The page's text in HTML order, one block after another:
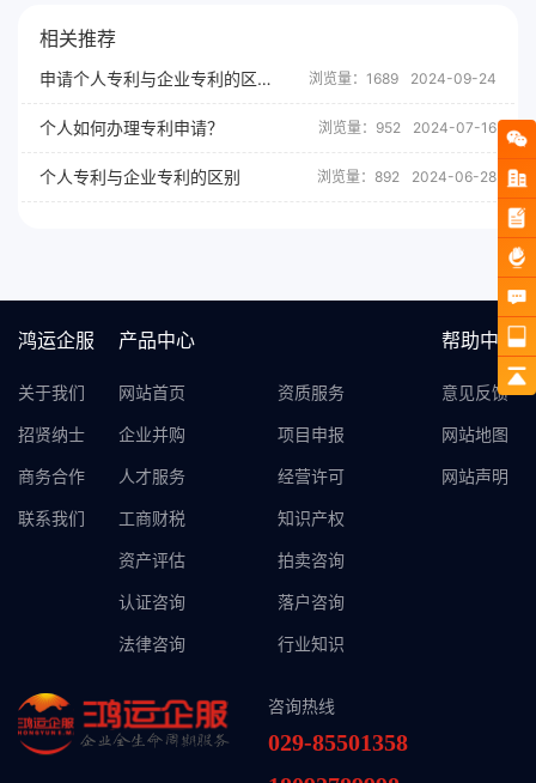
相关推荐
申请个人专利与企业专利的区别 浏览量：1689 2024-09-24
个人如何办理专利申请？ 浏览量：952 2024-07-16
个人专利与企业专利的区别 浏览量：892 2024-06-28
鸿运企服
关于我们
招贤纳士
商务合作
联系我们
产品中心
网站首页 资质服务
企业并购 项目申报
人才服务 经营许可
工商财税 知识产权
资产评估 拍卖咨询
认证咨询 落户咨询
法律咨询 行业知识
帮助中心
意见反馈
网站地图
网站声明
咨询热线
029-85501358